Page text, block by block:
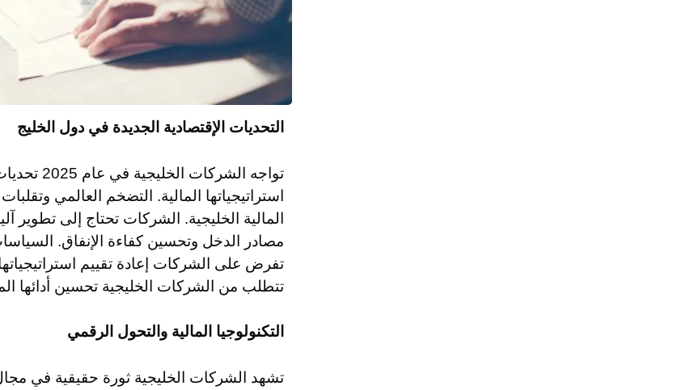
التحديات الإقتصادية الجديدة في دول الخليج
تواجه
استراتيجياتها المالية. التضخم العالمي
المالية الخليجية. الشركات تحتاج إلى تطوير
مصادر الدخل وتحسين كفاءة الإنفاق.
تفرض على الشركات إعادة تقييم
تتطلب من الشركات الخليجية تحسين أدائها
التكنولوجيا المالية والتحول الرقمي
تشهد الشركات الخليجية ثورة حقيقية في مجال